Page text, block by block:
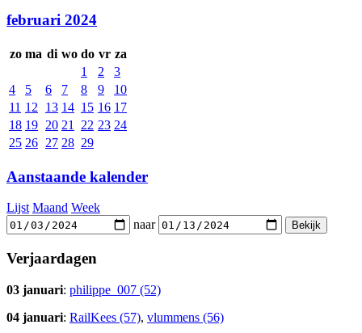
februari 2024
zo ma di wo do vr za
1
2
3
4
5 6 7 8 9
10
11 12 13 14 15 16 17
18 19 20 21 22 23 24
25 26 27 28 29
Aanstaande kalender
Lijst Maand Week
naar
Verjaardagen
03 januari: philippe_007 (52)
04 januari: RailKees (57), vlummens (56)